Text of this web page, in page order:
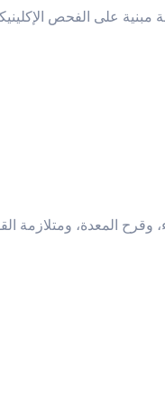
مبنية على الفحص
المعدة، ومتلازمة